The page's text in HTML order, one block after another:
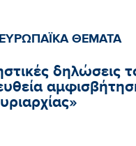
ΕΥΡΩΠΑΪΚΑ ΘΕΜΑΤΑ
δηλώσεις